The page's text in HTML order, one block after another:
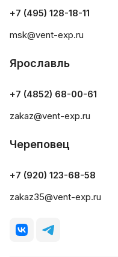
+7 (495) 128-18-11
msk@vent-exp.ru
Ярославль
+7 (4852) 68-00-61
zakaz@vent-exp.ru
Череповец
+7 (920) 123-68-58
zakaz35@vent-exp.ru